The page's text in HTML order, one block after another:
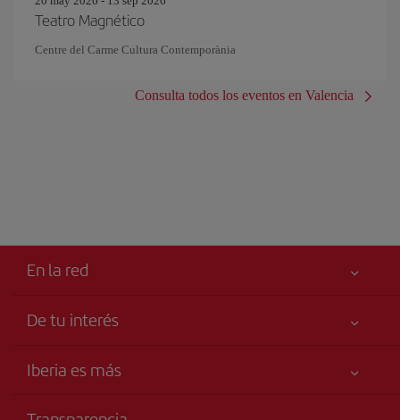
Teatro Magnético
Centre del Carme Cultura Contemporània
Consulta todos los eventos en Valencia
En la red
De tu interés
Accesibilidad
Iberia es más